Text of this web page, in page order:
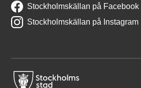
Stockholmskällan på Facebook
Stockholmskällan på Instagram